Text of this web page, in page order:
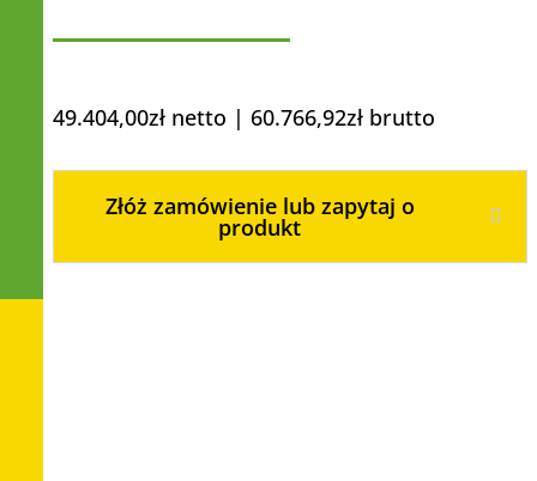
49.404,00zł netto | 60.766,92zł brutto
Złóż zamówienie lub zapytaj o
produkt